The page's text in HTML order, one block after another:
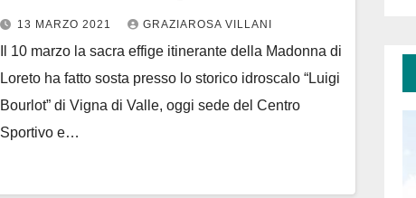
13 MARZO 2021 GRAZIAROSA VILLANI
Il 10 marzo la sacra effige itinerante della Madonna di
Loreto ha fatto sosta presso lo storico idroscalo “Luigi
Bourlot” di Vigna di Valle, oggi sede del Centro
Sportivo e…